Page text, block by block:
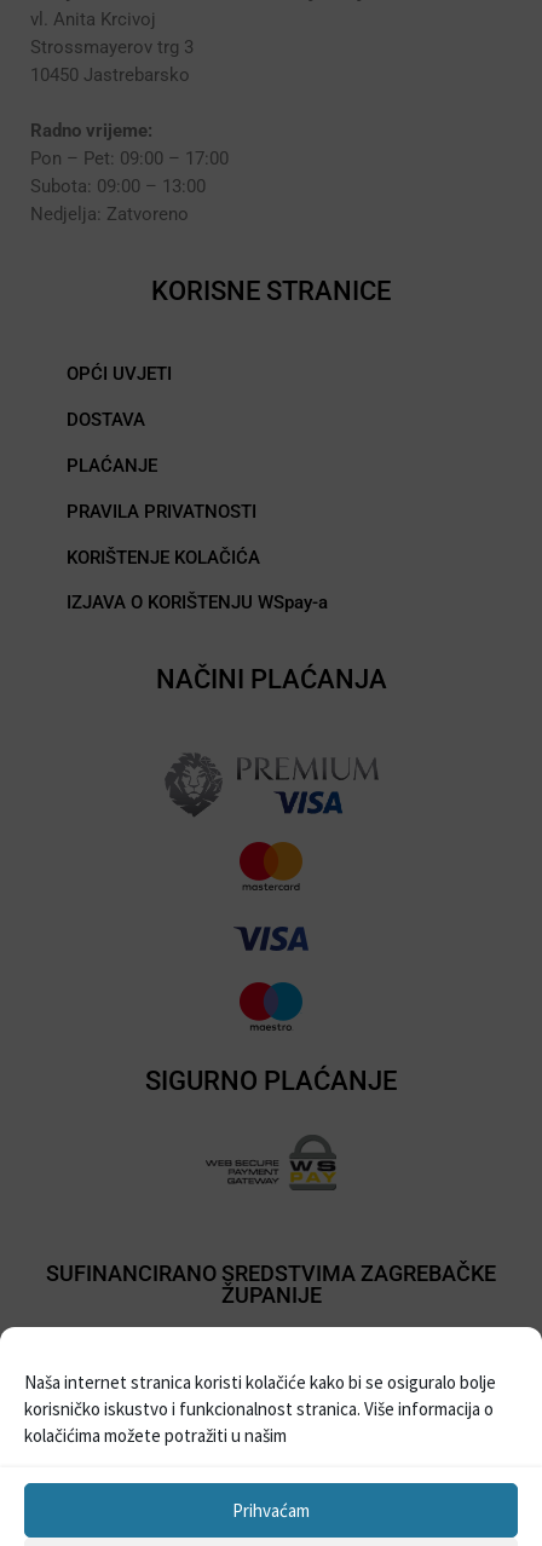
Naša internet stranica koristi kolačiće kako bi se osiguralo bolje
korisničko iskustvo i funkcionalnost stranica. Više informacija o
kolačićima možete potražiti u našim
Prihvaćam
vl. Anita Krcivoj
Strossmayerov trg 3
10450 Jastrebarsko
Radno vrijeme:
Pon – Pet: 09:00 – 17:00
Subota: 09:00 – 13:00
Nedjelja: Zatvoreno
KORISNE STRANICE
OPĆI UVJETI
DOSTAVA
PLAĆANJE
PRAVILA PRIVATNOSTI
KORIŠTENJE KOLAČIĆA
IZJAVA O KORIŠTENJU WSpay-a
NAČINI PLAĆANJA
SIGURNO PLAĆANJE
SUFINANCIRANO SREDSTVIMA ZAGREBAČKE
ŽUPANIJE